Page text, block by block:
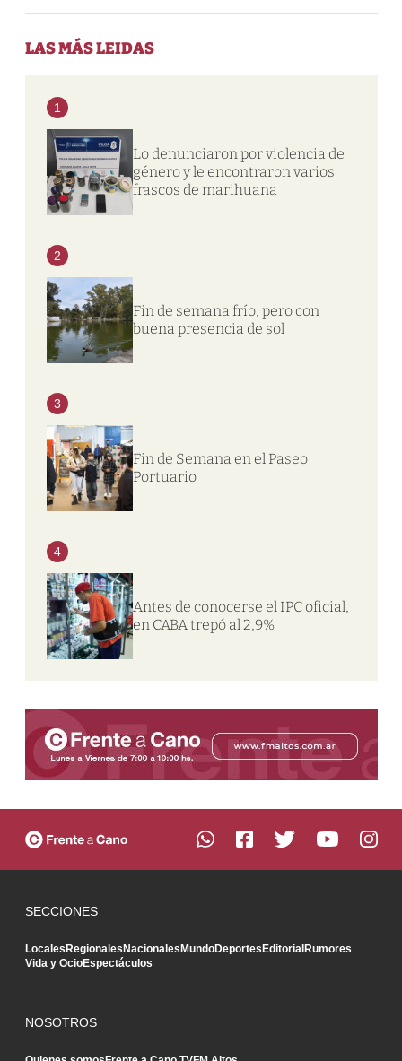
LAS MÁS LEIDAS
1
Lo denunciaron por violencia de
género y le encontraron varios
frascos de marihuana
2
Fin de semana frío, pero con
buena presencia de sol
3
Fin de Semana en el Paseo
Portuario
4
Antes de conocerse el IPC oficial,
en CABA trepó al 2,9%
SECCIONES
LocalesRegionalesNacionalesMundoDeportesEditorialRumores
Vida y OcioEspectáculos
NOSOTROS